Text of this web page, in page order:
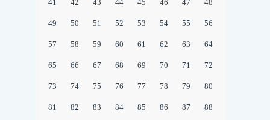
41 42 43 44 45 46 47 48
49 50 51 52 53 54 55 56
57 58 59 60 61 62 63 64
65 66 67 68 69 70 71 72
73 74 75 76 77 78 79 80
81 82 83 84 85 86 87 88